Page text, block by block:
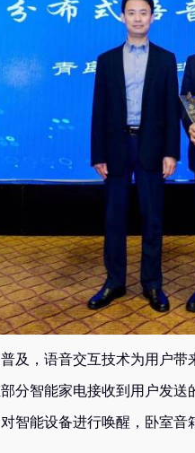
，语音交互技术为用户带
分智能家电接收到用户发
智能设备进行唤醒，卧室音